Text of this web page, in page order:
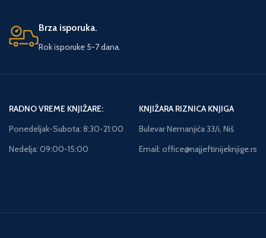
Brza isporuka.
Rok isporuke 5-7 dana.
RADNO VREME KNJIŽARE:
Ponedeljak-Subota: 8:30-21:00
Nedelja: 09:00-15:00
KNJIŽARA RIZNICA KNJIGA
Bulevar Nemanjića 33/i, Niš
Email: office@najjeftinijeknjige.rs